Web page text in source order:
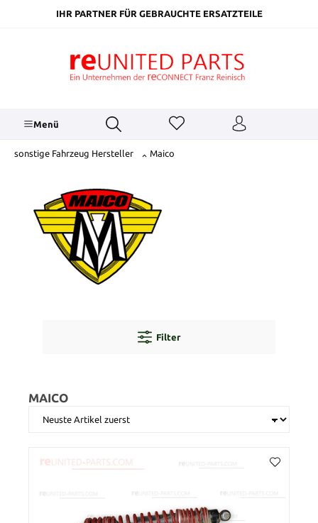
springenIHR PARTNER FÜR GEBRAUCHTE ERSATZTEILE
Menü
sonstige Fahrzeug Hersteller Maico
Filter
MAICO